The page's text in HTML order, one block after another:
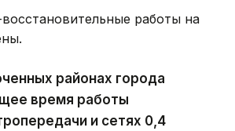
работы на
районах города
время работы
и сетях 0,4